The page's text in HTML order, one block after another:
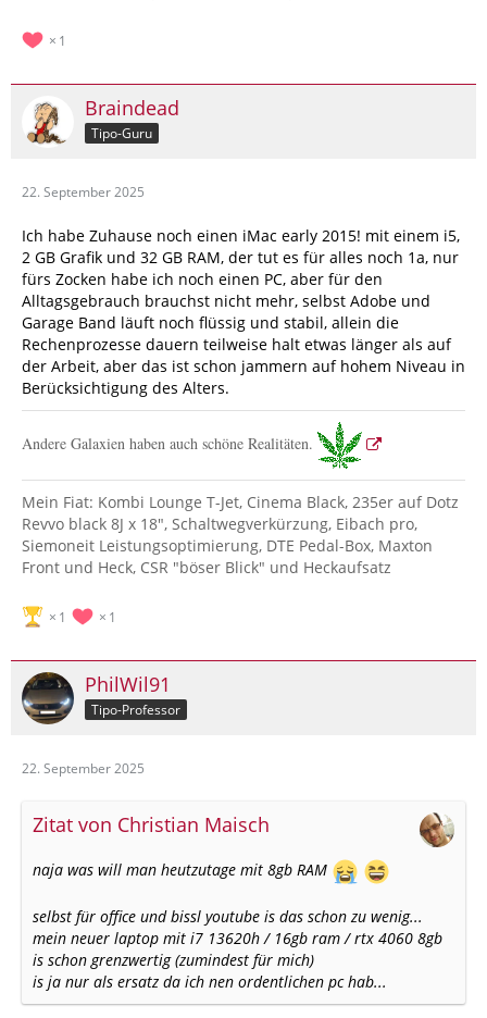
1
Braindead
Tipo-Guru
22. September 2025
Ich habe Zuhause noch einen iMac early 2015! mit einem i5,
2 GB Grafik und 32 GB RAM, der tut es für alles noch 1a, nur
fürs Zocken habe ich noch einen PC, aber für den
Alltagsgebrauch brauchst nicht mehr, selbst Adobe und
Garage Band läuft noch flüssig und stabil, allein die
Rechenprozesse dauern teilweise halt etwas länger als auf
der Arbeit, aber das ist schon jammern auf hohem Niveau in
Berücksichtigung des Alters.
Andere Galaxien haben auch schöne Realitäten.
Mein Fiat: Kombi Lounge T-Jet, Cinema Black, 235er auf Dotz
Revvo black 8J x 18", Schaltwegverkürzung, Eibach pro,
Siemoneit Leistungsoptimierung, DTE Pedal-Box, Maxton
Front und Heck, CSR "böser Blick" und Heckaufsatz
1 1
PhilWil91
Tipo-Professor
22. September 2025
Zitat von Christian Maisch
naja was will man heutzutage mit 8gb RAM
selbst für office und bissl youtube is das schon zu wenig...
mein neuer laptop mit i7 13620h / 16gb ram / rtx 4060 8gb
is schon grenzwertig (zumindest für mich)
is ja nur als ersatz da ich nen ordentlichen pc hab...